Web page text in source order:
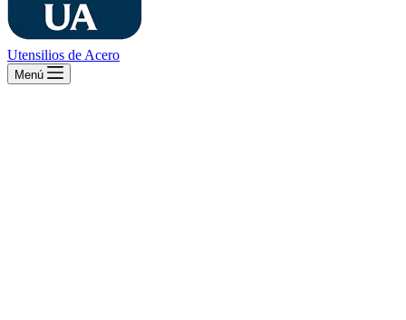
Utensilios de Acero
Menú